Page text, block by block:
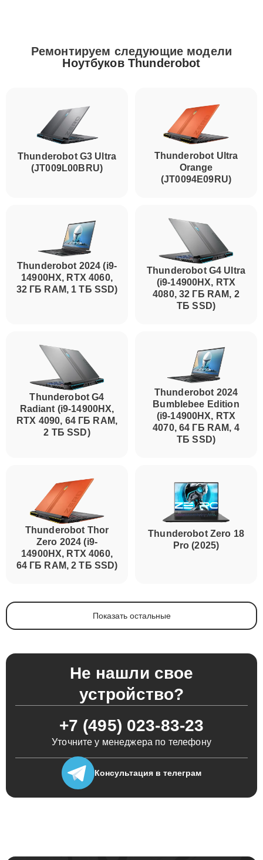
Ремонтируем следующие модели
Ноутбуков Thunderobot
Thunderobot G3 Ultra
(JT009L00BRU)
Thunderobot Ultra
Orange
(JT0094E09RU)
Thunderobot 2024 (i9-
14900HX, RTX 4060,
32 ГБ RAM, 1 ТБ SSD)
Thunderobot G4 Ultra
(i9-14900HX, RTX
4080, 32 ГБ RAM, 2
ТБ SSD)
Thunderobot G4
Radiant (i9-14900HX,
RTX 4090, 64 ГБ RAM,
2 ТБ SSD)
Thunderobot 2024
Bumblebee Edition
(i9-14900HX, RTX
4070, 64 ГБ RAM, 4
ТБ SSD)
Thunderobot Thor
Zero 2024 (i9-
14900HX, RTX 4060,
64 ГБ RAM, 2 ТБ SSD)
Thunderobot Zero 18
Pro (2025)
Показать остальные
Не нашли свое
устройство?
+7 (495) 023-83-23
Уточните у менеджера по телефону
Консультация в телеграм